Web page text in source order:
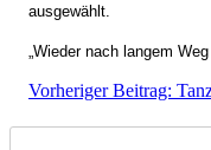
ausgewählt.
„Wieder nach langem
Vorheriger Beitrag: